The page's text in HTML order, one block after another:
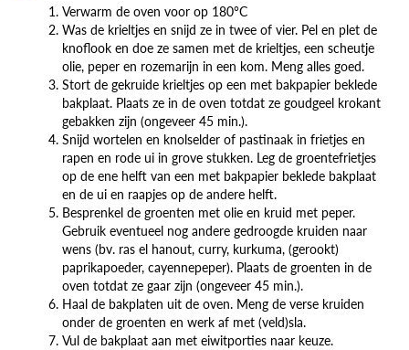
Verwarm de oven voor op 180°C
Was de krieltjes en snijd ze in twee of vier. Pel en plet de
knoflook en doe ze samen met de krieltjes, een scheutje
olie, peper en rozemarijn in een kom. Meng alles goed.
Stort de gekruide krieltjes op een met bakpapier beklede
bakplaat. Plaats ze in de oven totdat ze goudgeel krokant
gebakken zijn (ongeveer 45 min.).
Snijd wortelen en knolselder of pastinaak in frietjes en
rapen en rode ui in grove stukken. Leg de groentefrietjes
op de ene helft van een met bakpapier beklede bakplaat
en de ui en raapjes op de andere helft.
Besprenkel de groenten met olie en kruid met peper.
Gebruik eventueel nog andere gedroogde kruiden naar
wens (bv. ras el hanout, curry, kurkuma, (gerookt)
paprikapoeder, cayennepeper). Plaats de groenten in de
oven totdat ze gaar zijn (ongeveer 45 min.).
Haal de bakplaten uit de oven. Meng de verse kruiden
onder de groenten en werk af met (veld)sla.
Vul de bakplaat aan met eiwitporties naar keuze.